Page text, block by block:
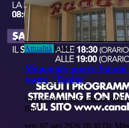
Attualità Video
Monopoli: nuovo bando
teatro "Radar"
Imminente la fine naturale della
Bari"
ven, 07 ago 2026 18:30 Di: